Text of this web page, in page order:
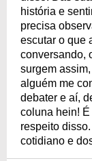
história e
precisa
escutar o que
conversando,
surgem
alguém me
debater e aí,
coluna hein!
respeito
cotidiano e